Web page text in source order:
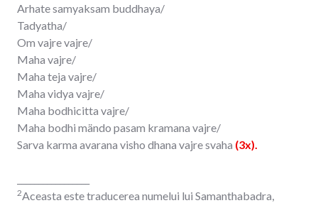
Arhate samyaksam buddhaya/
Tadyatha/
Om vajre vajre/
Maha vajre/
Maha teja vajre/
Maha vidya vajre/
Maha bodhicitta vajre/
Maha bodhi mändo pasam kramana vajre/
Sarva karma avarana visho dhana vajre svaha (3x).
2Aceasta este traducerea numelui lui Samanthabadra,